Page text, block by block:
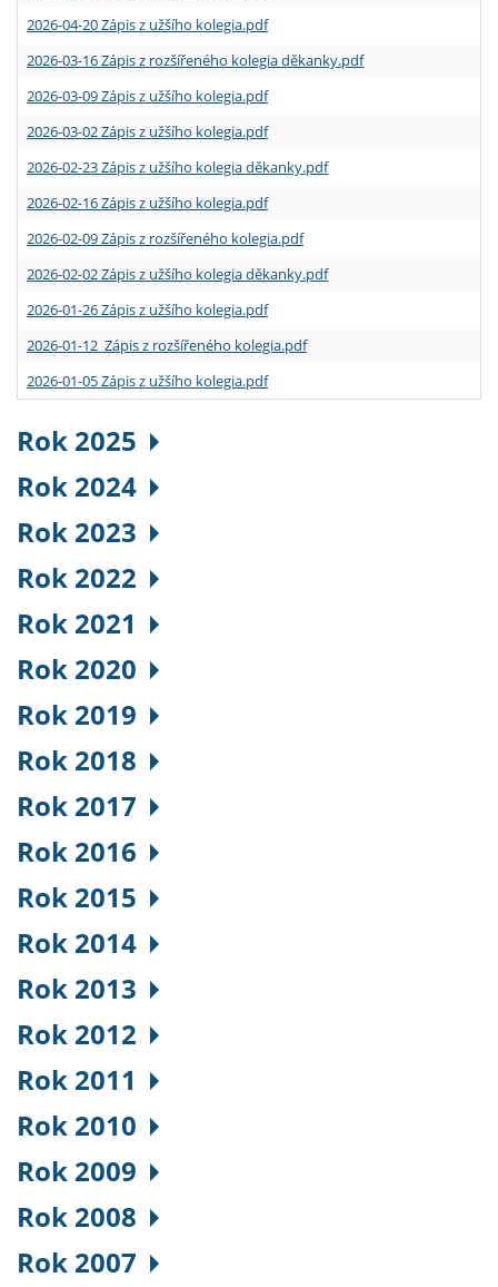
2026-04-20 Zápis z užšího kolegia.pdf
2026-03-16 Zápis z rozšířeného kolegia děkanky.pdf
2026-03-09 Zápis z užšího kolegia.pdf
2026-03-02 Zápis z užšího kolegia.pdf
2026-02-23 Zápis z užšího kolegia děkanky.pdf
2026-02-16 Zápis z užšího kolegia.pdf
2026-02-09 Zápis z rozšířeného kolegia.pdf
2026-02-02 Zápis z užšího kolegia děkanky.pdf
2026-01-26 Zápis z užšího kolegia.pdf
2026-01-12 Zápis z rozšířeného kolegia.pdf
2026-01-05 Zápis z užšího kolegia.pdf
Rok 2025
Rok 2024
Rok 2023
Rok 2022
Rok 2021
Rok 2020
Rok 2019
Rok 2018
Rok 2017
Rok 2016
Rok 2015
Rok 2014
Rok 2013
Rok 2012
Rok 2011
Rok 2010
Rok 2009
Rok 2008
Rok 2007